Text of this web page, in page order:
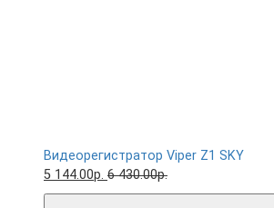
Видеорегистратор Viper Z1 SKY
5 144.00р. 6 430.00р.